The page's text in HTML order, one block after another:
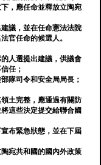
，應任命並釋放立陶宛
議，並在任命憲法法院
官任命的候選人。
人選提出建議，供議會
任；
隊司令和安全局局長；
土完整，應通過有關防
這些決定提交給聯合國
布緊急狀態，並在下屆
宛共和國的國內外政策